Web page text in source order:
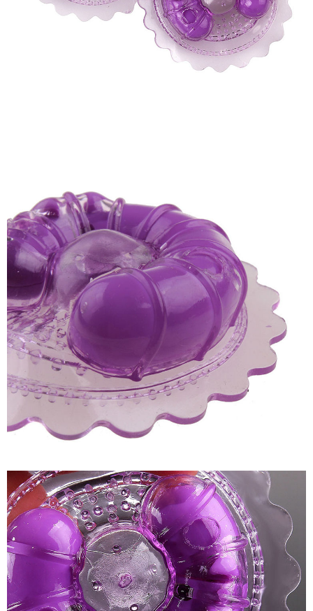
Nhũ
Hoa
Mini
-
Kích
Thích
Hưng
Phấn
Máy
Massa
Kích
Thích
Nhũ
Hoa
Kích